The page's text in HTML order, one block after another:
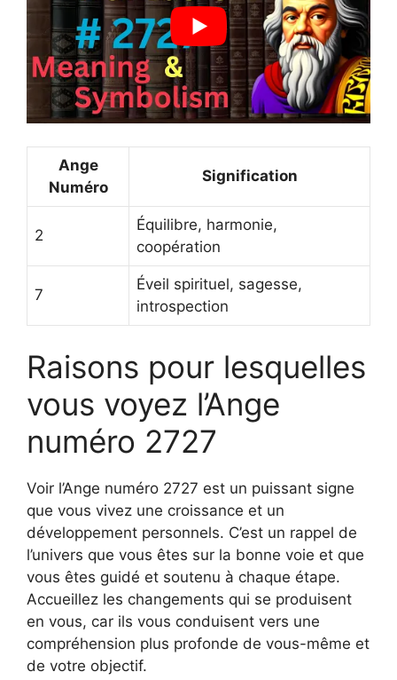
Ange
Numéro
Signification
2
Équilibre, harmonie,
coopération
7
Éveil spirituel, sagesse,
introspection
Raisons pour lesquelles
vous voyez l’Ange
numéro 2727
Voir l’Ange numéro 2727 est un puissant signe
que vous vivez une croissance et un
développement personnels. C’est un rappel de
l’univers que vous êtes sur la bonne voie et que
vous êtes guidé et soutenu à chaque étape.
Accueillez les changements qui se produisent
en vous, car ils vous conduisent vers une
compréhension plus profonde de vous-même et
de votre objectif.